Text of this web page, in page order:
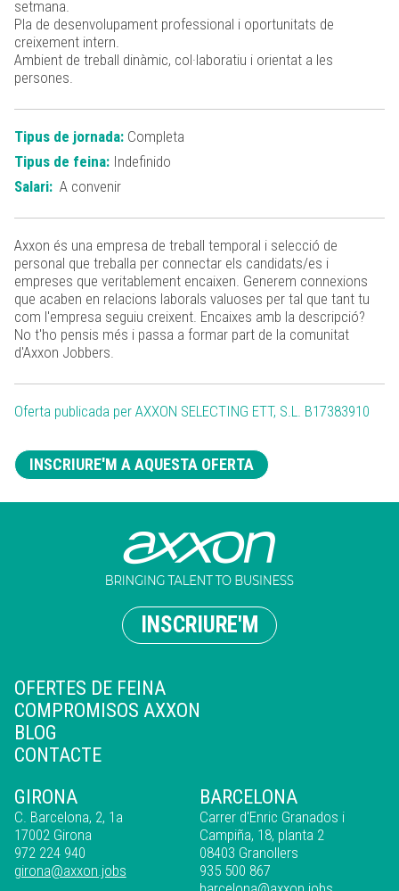
setmana.
Pla de desenvolupament professional i oportunitats de
creixement intern.
Ambient de treball dinàmic, col·laboratiu i orientat a les
persones.
Tipus de jornada:Completa
Tipus de feina:Indefinido
Salari: A convenir
Axxon és una empresa de treball temporal i selecció de
personal que treballa per connectar els candidats/es i
empreses que veritablement encaixen. Generem connexions
que acaben en relacions laborals valuoses per tal que tant tu
com l'empresa seguiu creixent. Encaixes amb la descripció?
No t'ho pensis més i passa a formar part de la comunitat
d'Axxon Jobbers.
Oferta publicada per AXXON SELECTING ETT, S.L. B17383910
INSCRIURE'M A AQUESTA OFERTA
INSCRIURE'M
OFERTES DE FEINA
COMPROMISOS AXXON
BLOG
CONTACTE
GIRONA
C. Barcelona, 2, 1a
17002 Girona
972 224 940
girona@axxon.jobs
BARCELONA
Carrer d'Enric Granados i
Campiña, 18, planta 2
08403 Granollers
935 500 867